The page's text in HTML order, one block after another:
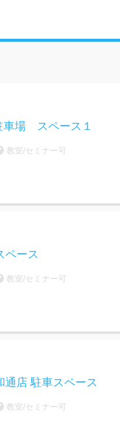
車場 スペース１
教室/セミナー可
ース
教室/セミナー可
通店 駐車スペース
教室/セミナー可